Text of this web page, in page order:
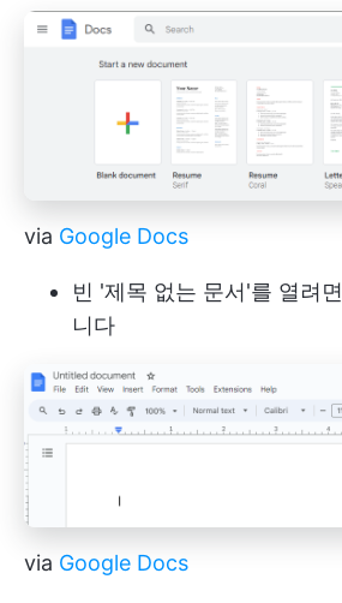
via Google Docs
빈 '제목 없는 문서'를 열려면
니다
via Google Docs